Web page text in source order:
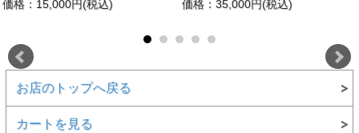
価格：15,000円(税込) 価格：35,000円(税込)
お店のトップへ戻る
カートを見る